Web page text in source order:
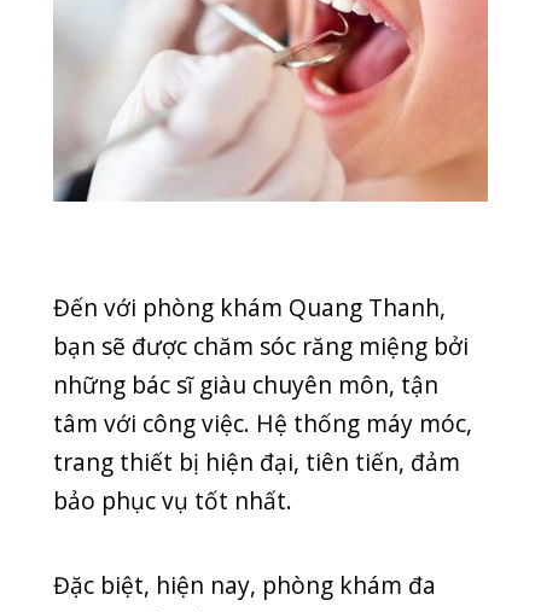
HEALTH HOẠT ĐỘNG
KỸ THUẬT NGOẠI KHOA
RĂNG HÀM MẶT SẢN PHỤ KHOA
TUYỂN DỤNG UNCATEGORIZED
UNG THƯ Y HỌC CỔ TRUYỀN
Tin mới nhất
CUỐI TUẦN VẪN KHÁM BÌNH THƯỜNG –
PHÒNG KHÁM QUỐC TẾ QUANG THANH PHỤC